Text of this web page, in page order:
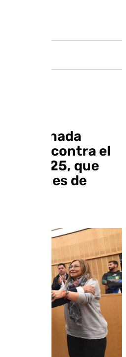
de Granada
en contra el
2025, que
millones de